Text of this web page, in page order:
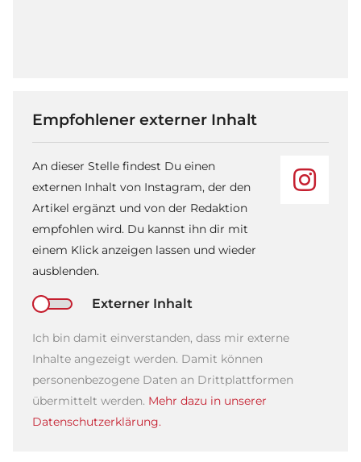
Empfohlener externer Inhalt
An dieser Stelle findest Du einen
externen Inhalt von Instagram, der den
Artikel ergänzt und von der Redaktion
empfohlen wird. Du kannst ihn dir mit
einem Klick anzeigen lassen und wieder
ausblenden.
Externer Inhalt
Ich bin damit einverstanden, dass mir externe
Inhalte angezeigt werden. Damit können
personenbezogene Daten an Drittplattformen
übermittelt werden. Mehr dazu in unserer
Datenschutzerklärung.